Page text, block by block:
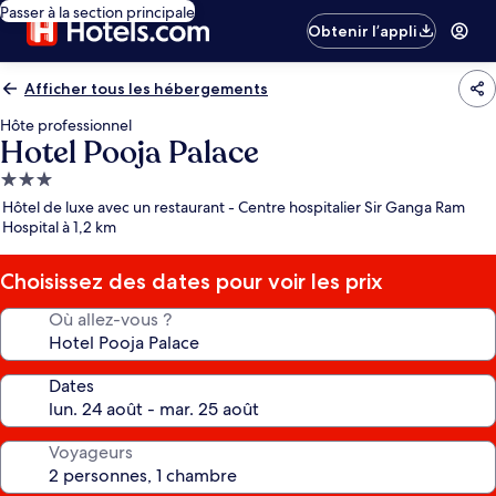
Passer à la section principale
Obtenir l’appli
Afficher tous les hébergements
Hôte professionnel
Hotel Pooja Palace
Hébergement
3.0 étoiles
Hôtel de luxe avec un restaurant - Centre hospitalier Sir Ganga Ram
Hospital à 1,2 km
Choisissez des dates pour voir les prix
Où allez-vous ?
Dates
Voyageurs